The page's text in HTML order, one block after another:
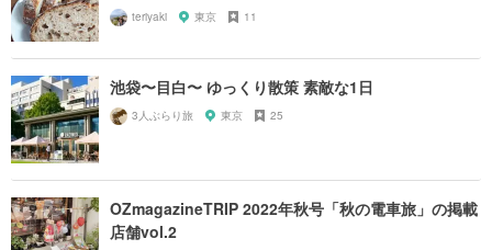
teriyaki 東京 11
池袋〜目白〜 ゆっくり散策 素敵な1日
3人ぶらり旅 東京 25
OZmagazineTRIP 2022年秋号「秋の電車旅」の掲載
店舗vol.2